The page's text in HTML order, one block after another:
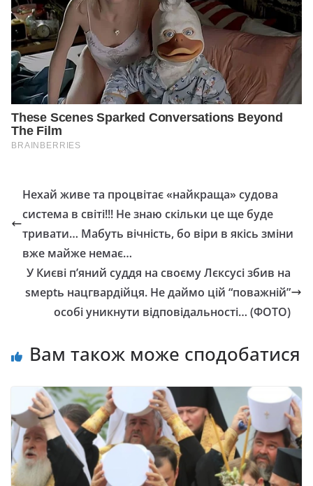
Нехай живе та процвітає «найкраща» судова
система в світі!!! Не знаю скільки це ще буде
тривати… Мабуть вічність, бо віри в якісь зміни
вже майже немає…
У Києві п’яний суддя на своєму Лєксусі збив на
sмерtь нацгвардійця. Не даймо цій “поважній”
особі уникнути відповідальності… (ФОТО)
Вам також може сподобатися